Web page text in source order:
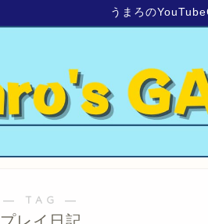
うまろの
― TAG ―